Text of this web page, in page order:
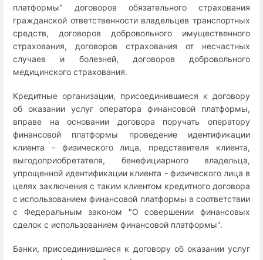
платформы" договоров обязательного страхования
гражданской ответственности владельцев транспортных
средств, договоров добровольного имущественного
страхования, договоров страхования от несчастных
случаев и болезней, договоров добровольного
медицинского страхования.
Кредитные организации, присоединившиеся к договору
об оказании услуг оператора финансовой платформы,
вправе на основании договора поручать оператору
финансовой платформы проведение идентификации
клиента - физического лица, представителя клиента,
выгодоприобретателя, бенефициарного владельца,
упрощенной идентификации клиента - физического лица в
целях заключения с таким клиентом кредитного договора
с использованием финансовой платформы в соответствии
с Федеральным законом "О совершении финансовых
сделок с использованием финансовой платформы".
Банки, присоединившиеся к договору об оказании услуг